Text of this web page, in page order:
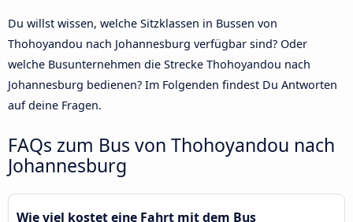
Du willst wissen, welche Sitzklassen in Bussen von
Thohoyandou nach Johannesburg verfügbar sind? Oder
welche Busunternehmen die Strecke Thohoyandou nach
Johannesburg bedienen? Im Folgenden findest Du Antworten
auf deine Fragen.
FAQs zum Bus von Thohoyandou nach
Johannesburg
Wie viel kostet eine Fahrt mit dem Bus